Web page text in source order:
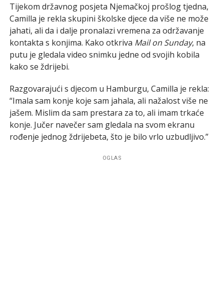
Tijekom državnog posjeta Njemačkoj prošlog tjedna,
Camilla je rekla skupini školske djece da više ne može
jahati, ali da i dalje pronalazi vremena za održavanje
kontakta s konjima. Kako otkriva Mail on Sunday, na
putu je gledala video snimku jedne od svojih kobila
kako se ždrijebi.
Razgovarajući s djecom u Hamburgu, Camilla je rekla:
“Imala sam konje koje sam jahala, ali nažalost više ne
jašem. Mislim da sam prestara za to, ali imam trkaće
konje. Jučer navečer sam gledala na svom ekranu
rođenje jednog ždrijebeta, što je bilo vrlo uzbudljivo.”
OGLAS